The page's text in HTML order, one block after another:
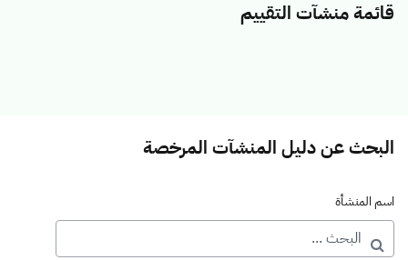
قائمة منشآت التقييم
البحث عن دليل المنشآت المرخصة
اسم المنشأة